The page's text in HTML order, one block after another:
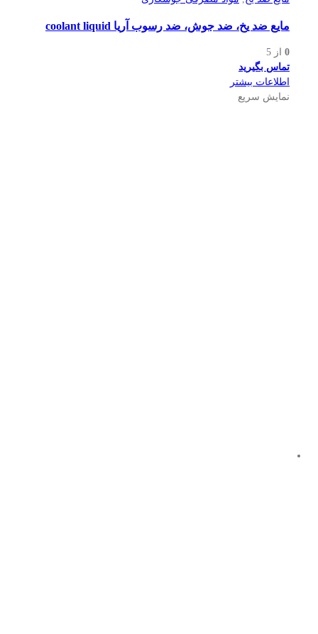
مایع ضد یخ، ضد جوش، ضد رسوب آریا coolant liquid
0 از 5
تماس بگیرید
اطلاعات بیشتر
نمایش سریع